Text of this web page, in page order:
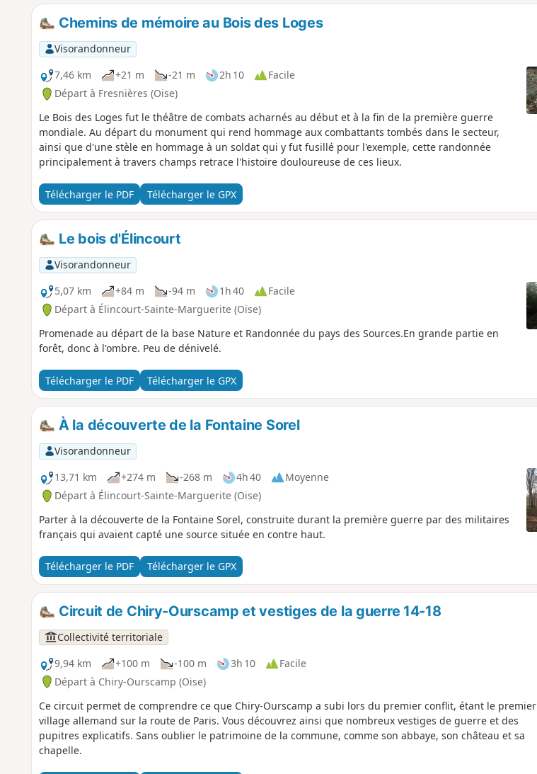
Chemins de mémoire au Bois des Loges
Visorandonneur
7,46 km
+21 m -21 m 2h 10
Facile
Départ à Fresnières (Oise)
Le Bois des Loges fut le théâtre de combats acharnés au début et à la fin de la première guerre
mondiale. Au départ du monument qui rend hommage aux combattants tombés dans le secteur,
ainsi que d'une stèle en hommage à un soldat qui y fut fusillé pour l'exemple, cette randonnée
principalement à travers champs retrace l'histoire douloureuse de ces lieux.
Télécharger le PDF Télécharger le GPX
Le bois d'Élincourt
Visorandonneur
5,07 km
+84 m -94 m 1h 40
Facile
Départ à Élincourt-Sainte-Marguerite (Oise)
Promenade au départ de la base Nature et Randonnée du pays des Sources.En grande partie en
forêt, donc à l'ombre. Peu de dénivelé.
Télécharger le PDF Télécharger le GPX
À la découverte de la Fontaine Sorel
Visorandonneur
13,71 km
+274 m -268 m 4h 40
Moyenne
Départ à Élincourt-Sainte-Marguerite (Oise)
Parter à la découverte de la Fontaine Sorel, construite durant la première guerre par des militaires
français qui avaient capté une source située en contre haut.
Télécharger le PDF Télécharger le GPX
Circuit de Chiry-Ourscamp et vestiges de la guerre 14-18
Collectivité territoriale
9,94 km
+100 m -100 m 3h 10
Facile
Départ à Chiry-Ourscamp (Oise)
Ce circuit permet de comprendre ce que Chiry-Ourscamp a subi lors du premier conflit, étant le premier
village allemand sur la route de Paris. Vous découvrez ainsi que nombreux vestiges de guerre et des
pupitres explicatifs. Sans oublier le patrimoine de la commune, comme son abbaye, son château et sa
chapelle.